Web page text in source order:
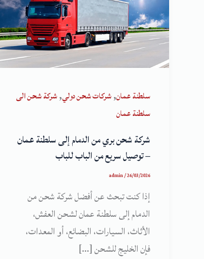
سلطنة عمان,شركات شحن دولي,شركة شحن الى
سلطنة عمان
شركة شحن بري من الدمام إلى سلطنة عمان
– توصيل سريع من الباب للباب
admin/26/03/2026
إذا كنت تبحث عن أفضل شركة شحن من
الدمام إلى سلطنة عمان لشحن العفش،
الأثاث، السيارات، البضائع، أو المعدات،
فإن الخليج للشحن […]